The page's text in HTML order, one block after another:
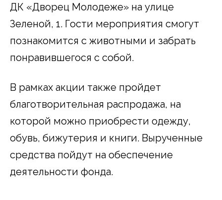
ДК «Дворец Молодеже» на улице
Зеленой, 1. Гости мероприятия смогут
познакомится с животными и забрать
понравившегося с собой.
В рамках акции также пройдет
благотворительная распродажа, на
которой можно приобрести одежду,
обувь, бижутерия и книги. Вырученные
средства пойдут на обеспечение
деятельности фонда.